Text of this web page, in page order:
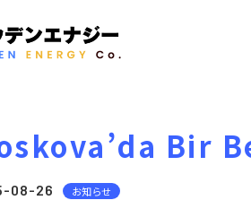
Bir
08-26 お知らせ